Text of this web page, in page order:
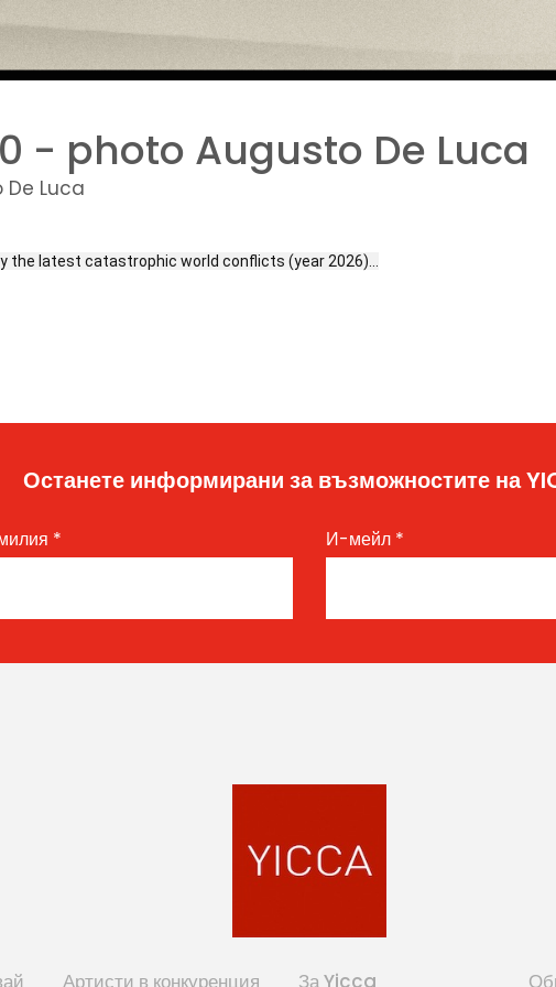
- photo Augusto De Luca
De Luca
the latest catastrophic world conflicts (year 2026)…
Останете информирани за възможностите на
* И-мейл *
Артисти в конкуренция За Yicca